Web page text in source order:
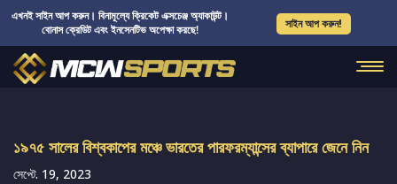
এখনই সাইন আপ করুন। বিনামূল্যে ক্রিকেট এক্সচেঞ্জ অ্যাকাউন্ট।
বোনাস ক্রেডিট এবং ইনসেনটিভ অপেক্ষা করছে!
সাইন আপ করুন!
১৯৭৫ সালের বিশ্বকাপের মঞ্চে ভারতের পারফরম্যান্সের ব্যাপারে জেনে নিন
সেপ্টে. 19, 2023